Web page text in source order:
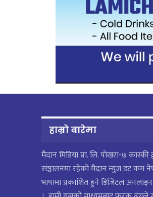
हाम्रो बारेमा
मैदान मिडिया प्रा. लि. पाेखरा-७ कास्की
संञ्चालनमा रहेको मैदान न्युज डट कम
भाषामा प्रकाशित हुने डिजिटल अनलाइन